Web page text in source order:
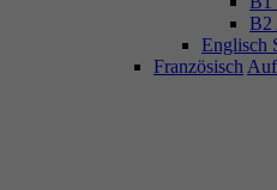
B2
Englisch
Französisch